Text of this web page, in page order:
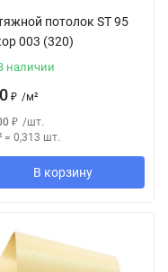
потолок SТ 95
003 (320)
наличии
₽ /м²
₽ /шт.
= 0,313 шт.
В корзину